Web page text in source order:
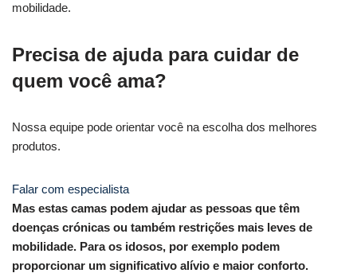
mobilidade.
Precisa de ajuda para cuidar de
quem você ama?
Nossa equipe pode orientar você na escolha dos melhores
produtos.
Falar com especialista
Mas estas camas podem ajudar as pessoas que têm
doenças crónicas ou também restrições mais leves de
mobilidade. Para os idosos, por exemplo podem
proporcionar um significativo alívio e maior conforto.